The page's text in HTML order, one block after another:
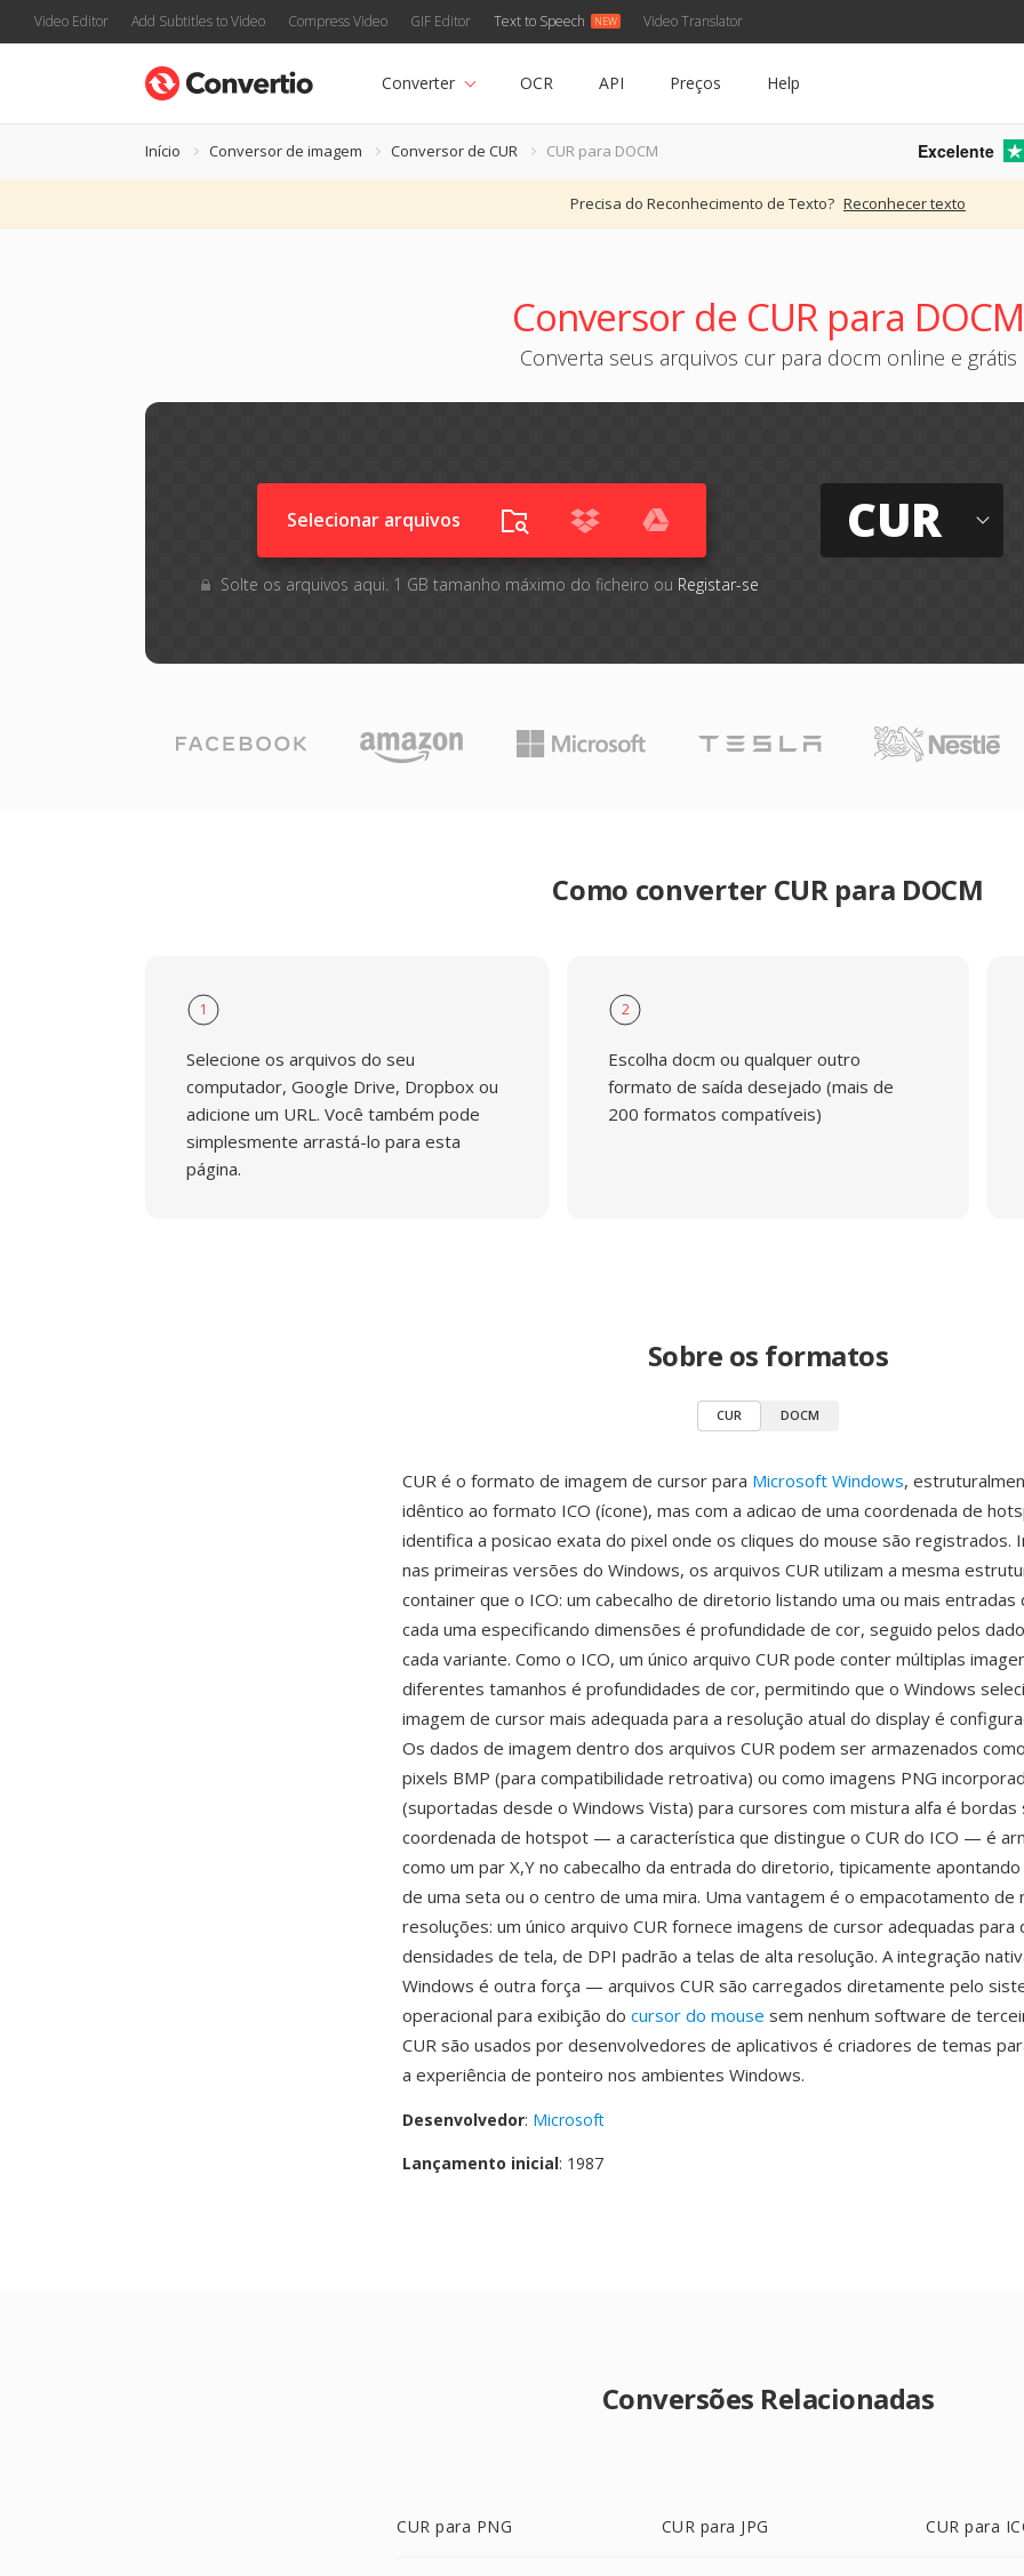
Video Editor Add Subtitles to Video Compress Video GIF Editor Text to Speech Video Translator
Converter OCR API Preços Help
Início Conversor de imagem Conversor de CUR CUR para DOCM Excelente
Precisa do Reconhecimento de Texto? Reconhecer texto
Conversor de CUR para DOCM
Converta seus arquivos cur para docm online e grátis
Selecionar arquivos
Solte os arquivos aqui. 1 GB tamanho máximo do ficheiro ou Registar-se
CUR
Como converter CUR para DOCM
1
Selecione os arquivos do seu
computador, Google Drive, Dropbox ou
adicione um URL. Você também pode
simplesmente arrastá-lo para esta
página.
2
Escolha docm ou qualquer outro
formato de saída desejado (mais de
200 formatos compatíveis)
Sobre os formatos
CUR DOCM
CUR é o formato de imagem de cursor para Microsoft Windows,
idêntico ao formato ICO (ícone), mas com a adicao de uma coordenada de
identifica a posicao exata do pixel onde os cliques do mouse são registrados.
nas primeiras versões do Windows, os arquivos CUR utilizam a mesma
container que o ICO: um cabecalho de diretorio listando uma ou mais entradas
cada uma especificando dimensões é profundidade de cor, seguido pelos
cada variante. Como o ICO, um único arquivo CUR pode conter múltiplas
diferentes tamanhos é profundidades de cor, permitindo que o Windows
imagem de cursor mais adequada para a resolução atual do display é
Os dados de imagem dentro dos arquivos CUR podem ser armazenados
pixels BMP (para compatibilidade retroativa) ou como imagens PNG
(suportadas desde o Windows Vista) para cursores com mistura alfa é bordas
coordenada de hotspot — a característica que distingue o CUR do ICO — é
como um par X,Y no cabecalho da entrada do diretorio, tipicamente
de uma seta ou o centro de uma mira. Uma vantagem é o empacotamento de
resoluções: um único arquivo CUR fornece imagens de cursor adequadas
densidades de tela, de DPI padrão a telas de alta resolução. A integração
Windows é outra força — arquivos CUR são carregados diretamente pelo
operacional para exibição do cursor do mouse sem nenhum software de
CUR são usados por desenvolvedores de aplicativos é criadores de temas
a experiência de ponteiro nos ambientes Windows.
Desenvolvedor: Microsoft
Lançamento inicial: 1987
Conversões Relacionadas
CUR para PNG CUR para JPG CUR para